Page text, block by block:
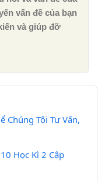
vấn đề của bạn
​​và giúp đỡ
Chúng Tôi Tư Vấn,
Học Kì 2 Cập